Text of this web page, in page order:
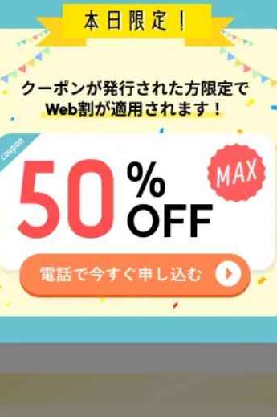
お客様が以前依頼した会社様に不信感を
持ち、弊社に依頼した際に全体的な対応
の良さを評価
して頂くことが多くござい
ます
警察OB監修がある
業界唯一の警察OB監修
ですので、安心し
てご依頼できるというお声を多く頂きま
す
口コミが多く、
評価が良かったから
スタッフの対応の良さを評価して頂く口
コミが多くあり、年齢層が若いスタッフ